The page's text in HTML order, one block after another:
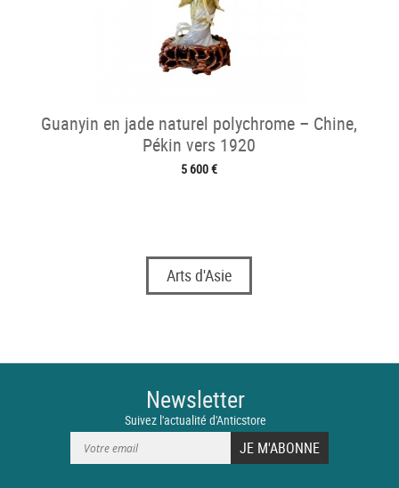
Guanyin en jade naturel polychrome – Chine,
Pékin vers 1920
5 600 €
Arts d'Asie
Newsletter
Suivez l'actualité d'Anticstore